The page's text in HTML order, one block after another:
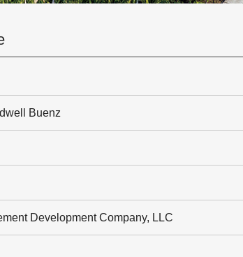
Buenz
Development Company, LLC